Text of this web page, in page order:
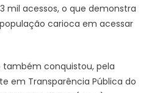
mil acessos, o que demonstra
carioca em acessar
também conquistou, pela
em Transparência Pública do